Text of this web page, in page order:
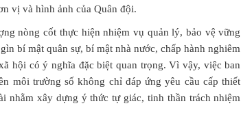
vị và hình ảnh của Quân đội.
nòng cốt thực hiện nhiệm vụ quản lý, bảo vệ vững
bí mật quân sự, bí mật nhà nước, chấp hành nghiêm
hội có ý nghĩa đặc biệt quan trọng. Vì vậy, việc ban
môi trường số không chỉ đáp ứng yêu cầu cấp thiết
nhằm xây dựng ý thức tự giác, tinh thần trách nhiệm